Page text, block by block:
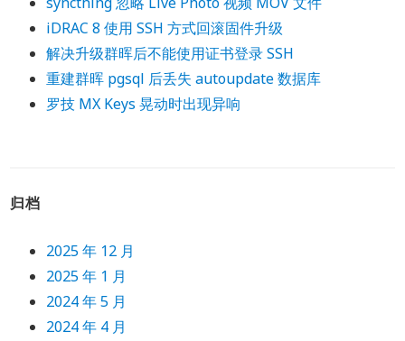
iDRAC 8 使用 SSH 方式回滚固件升级
解决升级群晖后不能使用证书登录 SSH
重建群晖 pgsql 后丢失 autoupdate 数据库
罗技 MX Keys 晃动时出现异响
归档
2025 年 12 月
2025 年 1 月
2024 年 5 月
2024 年 4 月